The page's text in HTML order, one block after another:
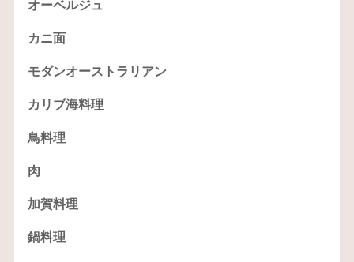
オーベルジュ
カニ面
モダンオーストラリアン
カリブ海料理
鳥料理
肉
加賀料理
鍋料理